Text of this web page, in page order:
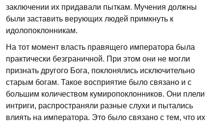
заключении их придавали пыткам. Мучения должны
были заставить верующих людей примкнуть к
идолопоклонникам.
На тот момент власть правящего императора была
практически безграничной. При этом они не могли
признать другого Бога, поклонялись исключительно
старым богам. Такое восприятие было связано и с
большим количеством кумиропоклонников. Они плели
интриги, распространяли разные слухи и пытались
влиять на императора. Это было связано с тем, что их